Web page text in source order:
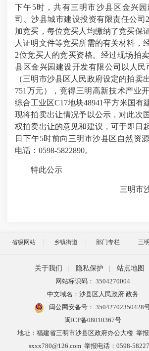
下午5时，共有三明市沙县区金兴
司、沙县城市建设投资有限责任公司
加竞买，每位竞买人均缴纳了竞买保
人证明文件等竞买所需的有关材料，
2位竞买人的竞买资格。经过现场拍
县区金兴园建设开发有限公司以人民
（三明市沙县区人民政府设定的拍卖
751万元），竞得三明高新技术产业
综合工业区C17地块48941平方米国有
现将拍卖出让情况予以公示，对此次
权拍卖出让的意见和建议，可于即日
日下午5时前向三明市沙县区自然资
电话：0598-5822890。
特此公示
三明市沙
省级网站 乡镇街道 部门专栏 三
关于我们 隐私保护 站点地图
网站标识码： 3504270004
中文域名：沙县区人民政府.政务
闽公网安备号： 35042702350428
闽ICP备08010367号
地址：福建省三明市沙县区政府办公大楼 举报
sxxx780@126.com 举报电话：0598-